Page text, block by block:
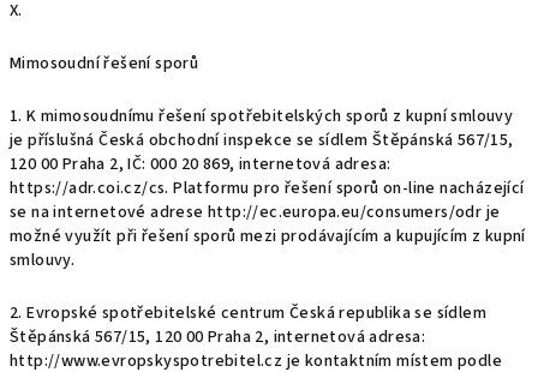
X.
Mimosoudní řešení sporů
1. K mimosoudnímu řešení spotřebitelských sporů z kupní smlouvy
je příslušná Česká obchodní inspekce se sídlem Štěpánská 567/15,
120 00 Praha 2, IČ: 000 20 869, internetová adresa:
https://adr.coi.cz/cs. Platformu pro řešení sporů on-line nacházející
se na internetové adrese http://ec.europa.eu/consumers/odr je
možné využít při řešení sporů mezi prodávajícím a kupujícím z kupní
smlouvy.
2. Evropské spotřebitelské centrum Česká republika se sídlem
Štěpánská 567/15, 120 00 Praha 2, internetová adresa:
http://www.evropskyspotrebitel.cz je kontaktním místem podle